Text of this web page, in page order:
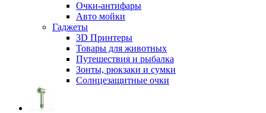
Очки-антифары
Авто мойки
Гаджеты
3D Принтеры
Товары для животных
Путешествия и рыбалка
Зонты, рюкзаки и сумки
Солнцезащитные очки